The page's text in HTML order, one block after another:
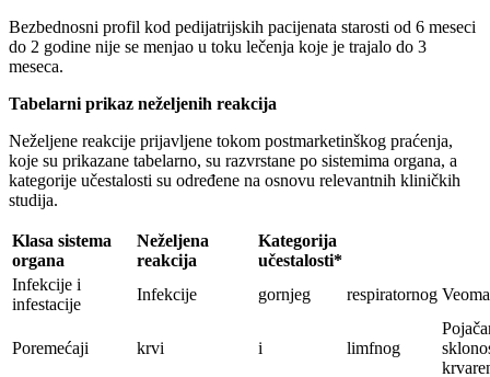
Bezbednosni profil kod pedijatrijskih pacijenata starosti od 6 meseci
do 2 godine nije se menjao u toku lečenja koje je trajalo do 3
meseca.
Tabelarni prikaz neželjenih reakcija
Neželjene reakcije prijavljene tokom postmarketinškog praćenja,
koje su prikazane tabelarno, su razvrstane po sistemima organa, a
kategorije učestalosti su određene na osnovu relevantnih kliničkih
studija.
Klasa sistema
organa
Neželjena
reakcija
Kategorija
učestalosti*
Infekcije i
infestacije
Infekcije gornjeg respiratornog
Poremećaji krvi i limfnog